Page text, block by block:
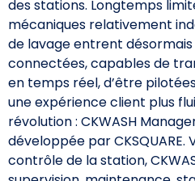
des stations. Longtemps
mécaniques relativement
de lavage entrent désormais
connectées, capables de
en temps réel, d’être
une expérience client plus
révolution : CKWASH
développée par
contrôle de la station,